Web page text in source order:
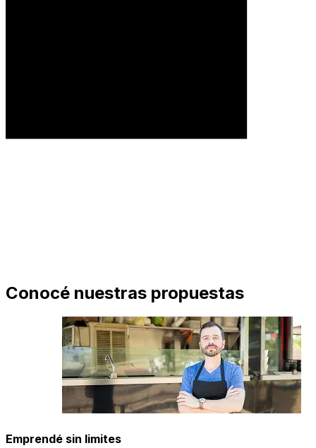
Conocé nuestras propuestas
Emprendé sin limites